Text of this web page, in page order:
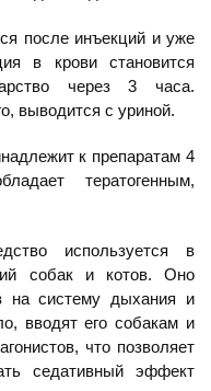
после инъекций и уже
в крови становится
через 3 часа.
выводится с уриной.
к препаратам 4
тератогенным,
используется в
собак и котов. Оно
на систему дыхания и
вводят его собакам и
что позволяет
седативный эффект